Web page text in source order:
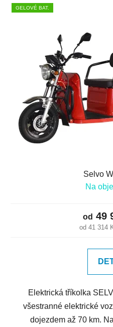
GELOVÉ BAT.
Selvo
Na
od 41 314
od 49
Elektrická tříkolka
všestranné elektrické
dojezdem až 70 km.